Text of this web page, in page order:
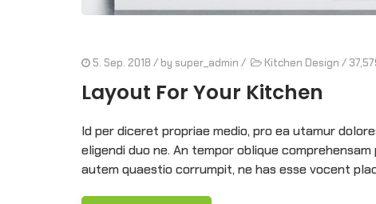
5. Sep. 2018 / by super_admin / Kitchen Design /
Layout For Your Kitchen
Id per diceret propriae medio, pro ea utamur
eligendi duo ne. An tempor oblique
autem quaestio corrumpit, ne has esse vocent